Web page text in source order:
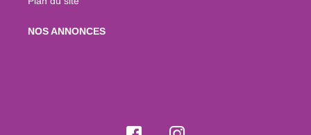
NOS ANNONCES